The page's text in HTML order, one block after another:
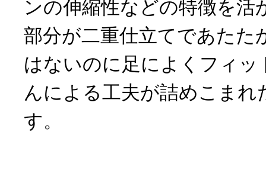
ンの伸縮性などの特徴を活
部分が二重仕立てであたた
はないのに足によくフィッ
んによる工夫が詰めこまれ
す。